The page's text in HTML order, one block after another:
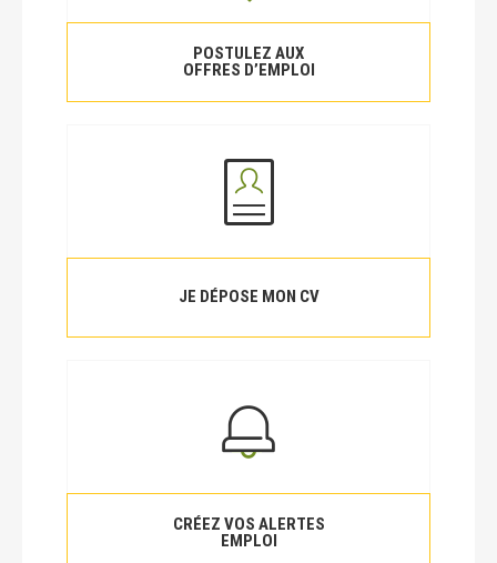
POSTULEZ AUX
OFFRES D’EMPLOI
JE DÉPOSE MON CV
CRÉEZ VOS ALERTES
EMPLOI